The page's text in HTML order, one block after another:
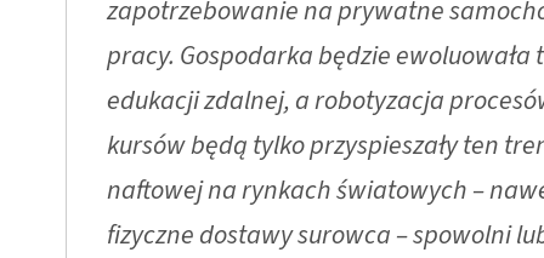
zapotrzebowanie na prywatne
pracy. Gospodarka będzie
edukacji zdalnej, a robotyzacja
kursów będą tylko przyspieszały ten
naftowej na rynkach światowych –
fizyczne dostawy surowca – spowolni